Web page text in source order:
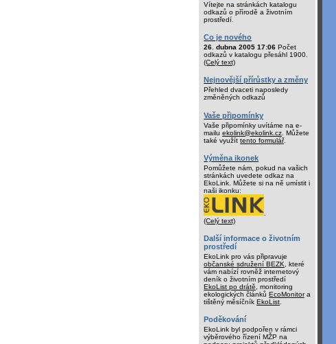
Vítejte na stránkách katalogu
odkazů o přírodě a životním
prostředí.
Co je nového
26. dubna 2005 17:06 Počet
odkazů v katalogu přesáhl 1900.
(Celý text)
Nejnovější přírůstky a změny
Přehled dvaceti naposledy
změněných odkazů
Vaše připomínky
Vaše připomínky uvítáme na e-
mailu ekolink@ekolink.cz . Můžete
také využít tento formulář.
Výměna ikonek
Pomůžete nám, pokud na vašich
stránkách uvedete odkaz na
EkoLink. Můžete si na ně umístit i
naši ikonku:
(Celý text)
Další informace o životním
prostředí
EkoLink pro vás připravuje
občanské sdružení BEZK , které
vám nabízí rovněž internetový
deník o životním prostředí
EkoList po drátě , monitoring
ekologických článků EcoMonitora
tištěný měsíčník EkoList
Poděkování
EkoLink byl podpořen v rámci
výběrového řízení MŽP na